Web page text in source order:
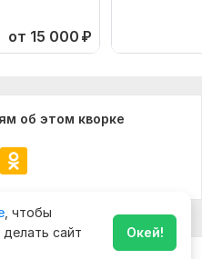
от 15 000 ₽
об этом кворке
, чтобы
сайт
Окей!